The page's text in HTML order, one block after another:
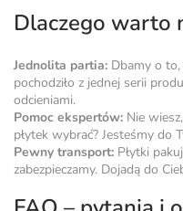
Dlaczego warto
Jednolita partia: Dbamy o to,
pochodziło z jednej serii
odcieniami.
Pomoc ekspertów: Nie
płytek wybrać? Jesteśmy do
Pewny transport: Płytki
zabezpieczamy. Dojadą do